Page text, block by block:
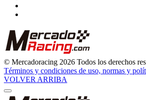
GRACIAS
POR SUSCRIBIRTE
Pronto comenzarás a recibir nuestras novedades